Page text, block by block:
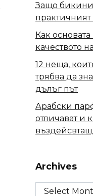
Защо
Как
качеството
12 неща,
трябва да
дълъг път
Арабски
отличават и
Archives
Archives